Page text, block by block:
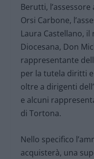
Berutti,
Orsi Carbone,
Laura Castellano,
Diocesana, Don
rappresentante
per la tutela diritti
oltre a dirigenti
e alcuni
di Tortona.
Nello specifico
acquisterà, una